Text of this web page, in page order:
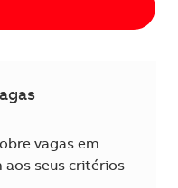
vagas em
aos seus critérios